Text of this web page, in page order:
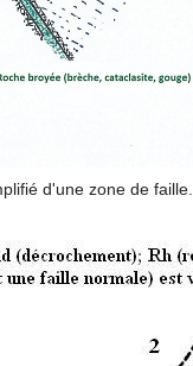
d'une zone de faille.